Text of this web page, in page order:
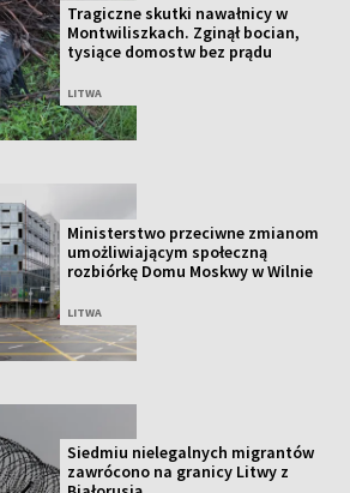
Tragiczne skutki nawałnicy w
Montwiliszkach. Zginął bocian,
tysiące domostw bez prądu
LITWA
Ministerstwo przeciwne zmianom
umożliwiającym społeczną
rozbiórkę Domu Moskwy w Wilnie
LITWA
Siedmiu nielegalnych migrantów
zawrócono na granicy Litwy z